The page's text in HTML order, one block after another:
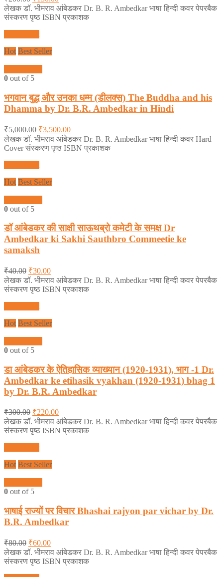
लेखक डॉ. भीमराव आंबेडकर Dr. B. R. Ambedkar भाषा हिन्दी कवर पेपरबैक
संस्करण पृष्ठ ISBN प्रकाशक
Hot Best Seller
0 out of 5
भगवान बुद्ध और उनका धम्म (डीलक्स) The Buddha and his
Dhamma by Dr. B.R. Ambedkar in Hindi
₹5,000.00 ₹3,500.00
लेखक डॉ. भीमराव आंबेडकर Dr. B. R. Ambedkar भाषा हिन्दी कवर Hard
Cover संस्करण पृष्ठ ISBN प्रकाशक
Hot Best Seller
0 out of 5
डॉ आंबेडकर की साक्षी साऊथब्रो कमेटी के समक्ष Dr
Ambedkar ki Sakhi Sauthbro Commeetie ke
samaksh
₹40.00 ₹30.00
लेखक डॉ. भीमराव आंबेडकर Dr. B. R. Ambedkar भाषा हिन्दी कवर पेपरबैक
संस्करण पृष्ठ ISBN प्रकाशक
Hot Best Seller
0 out of 5
डा आंबेडकर के ऐतिहासिक व्याख्यान (1920-1931), भाग -1 Dr.
Ambedkar ke etihasik vyakhan (1920-1931) bhag 1
by Dr. B.R. Ambedkar
₹300.00 ₹220.00
लेखक डॉ. भीमराव आंबेडकर Dr. B. R. Ambedkar भाषा हिन्दी कवर पेपरबैक
संस्करण पृष्ठ ISBN प्रकाशक
Hot Best Seller
0 out of 5
भाषाई राज्यों पर विचार Bhashai rajyon par vichar by Dr.
B.R. Ambedkar
₹80.00 ₹60.00
लेखक डॉ. भीमराव आंबेडकर Dr. B. R. Ambedkar भाषा हिन्दी कवर पेपरबैक
संस्करण पृष्ठ ISBN प्रकाशक